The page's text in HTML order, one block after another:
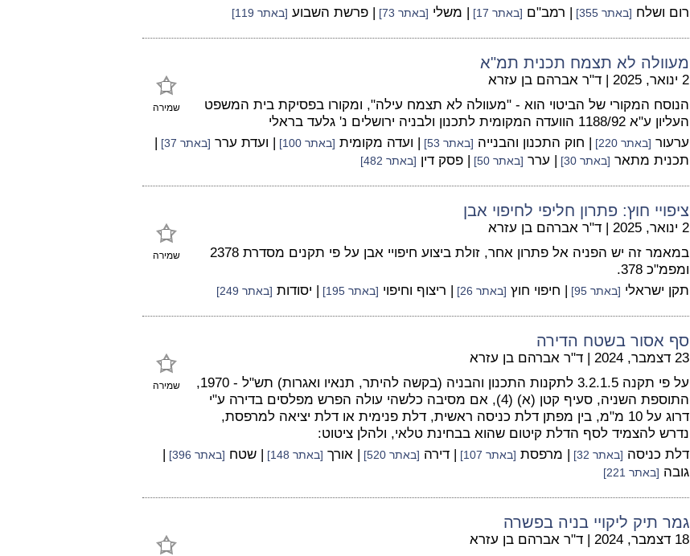
רום ושלח [באתר 355] | רמב"ם [באתר 17] | משלי [באתר 73] | פרשת השבוע [באתר 119]
מעוולה לא תצמח תכנית תמ"א
שמירה
2 ינואר, 2025 | ד"ר אברהם בן עזרא
הנוסח המקורי של הביטוי הוא - "מעוולה לא תצמח עילה", ומקורו בפסיקת בית המשפט
העליון ע"א 1188/92 הוועדה המקומית לתכנון ולבניה ירושלים נ' גלעד בראלי
ערעור [באתר 220] | חוק התכנון והבנייה [באתר 53] | ועדה מקומית [באתר 100] | ועדת ערר [באתר 37]
|
תכנית מתאר [באתר 30] | ערר [באתר 50] | פסק דין [באתר 482]
ציפויי חוץ: פתרון חליפי לחיפוי אבן
שמירה
2 ינואר, 2025 | ד"ר אברהם בן עזרא
במאמר זה יש הפניה אל פתרון אחר, זולת ביצוע חיפויי אבן על פי תקנים מסדרת 2378
ומפמ"כ 378.
תקן ישראלי [באתר 95] | חיפוי חוץ [באתר 26] | ריצוף וחיפוי [באתר 195] | יסודות [באתר 249]
סף אסור בשטח הדירה
שמירה
23 דצמבר, 2024 | ד"ר אברהם בן עזרא
על פי תקנה 3.2.1.5 לתקנות התכנון והבניה (בקשה להיתר, תנאיו ואגרות) תש"ל - 1970,
התוספת השניה, סעיף קטן (א) (4), אם מסיבה כלשהי עולה הפרש מפלסים בדירה ע"י
דרוג על 10 מ"מ, בין מפתן דלת כניסה ראשית, דלת פנימית או דלת יציאה למרפסת,
נדרש להצמיד לסף הדלת קיטום שהוא בבחינת טלאי, ולהלן ציטוט:
דלת כניסה [באתר 32] | מרפסת [באתר 107] | דירה [באתר 520] | אורך [באתר 148] | שטח [באתר 396]
|
גובה [באתר 221]
גמר תיק ליקויי בניה בפשרה
18 דצמבר, 2024 | ד"ר אברהם בן עזרא